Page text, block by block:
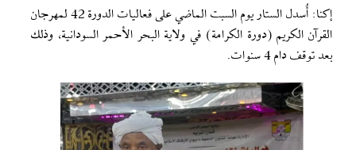
إکنا: أُسدل الستار يوم السبت الماضي على فعاليات الدورة 42 لمهرجان
القرآن الكريم (دورة الكرامة) في ولاية البحر الأحمر السودانية، وذلك
بعد توقف دام 4 سنوات.